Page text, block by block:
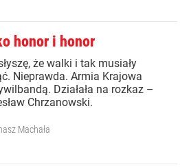
honor i honor
że walki i tak musiały
Nieprawda. Armia Krajowa
Działała na rozkaz –
Chrzanowski.
Machała